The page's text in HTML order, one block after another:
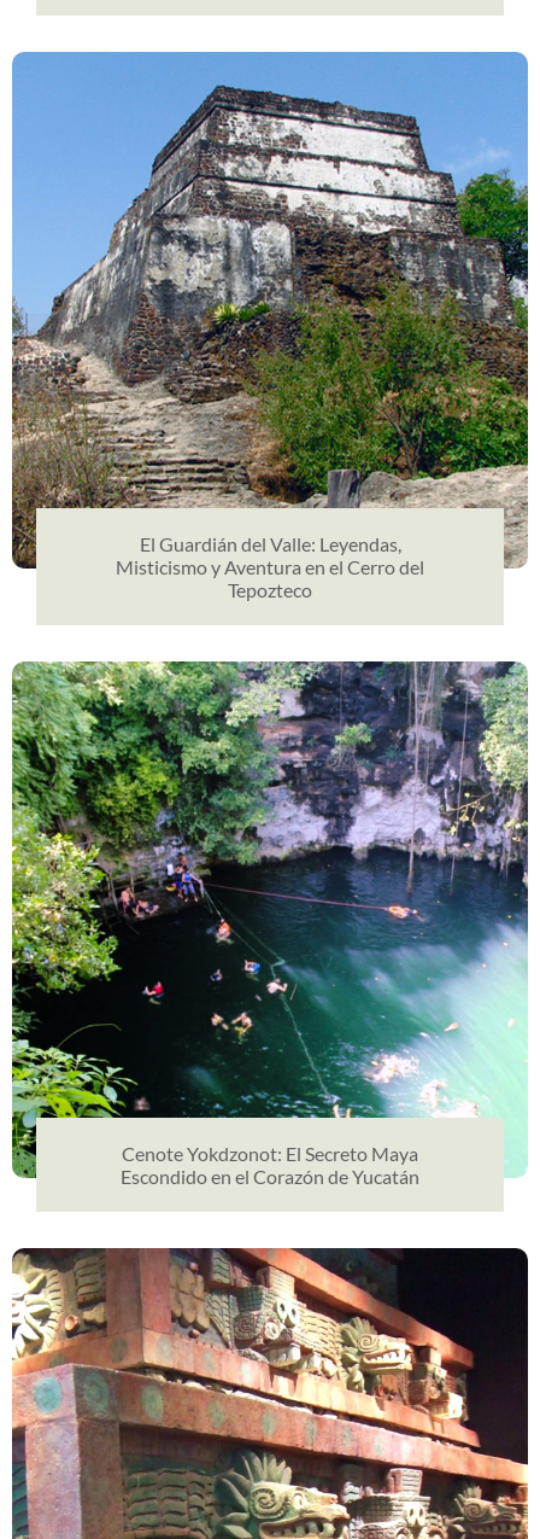
El Guardián del Valle: Leyendas,
Misticismo y Aventura en el Cerro del
Tepozteco
Cenote Yokdzonot: El Secreto Maya
Escondido en el Corazón de Yucatán